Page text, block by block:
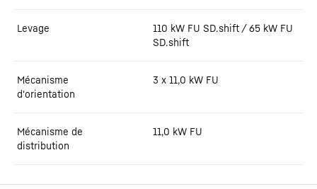
Levage
110 kW FU SD.shift / 65 kW FU
SD.shift
Mécanisme
d'orientation
3 x 11,0 kW FU
Mécanisme de
distribution
11,0 kW FU